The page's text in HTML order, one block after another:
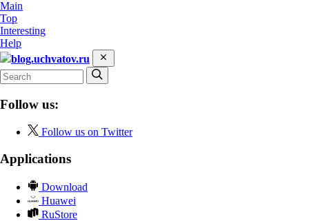
Main
Top
Interesting
Help
blog.uchvatov.ru
Follow us:
Follow us on Twitter
Applications
Download
Huawei
RuStore